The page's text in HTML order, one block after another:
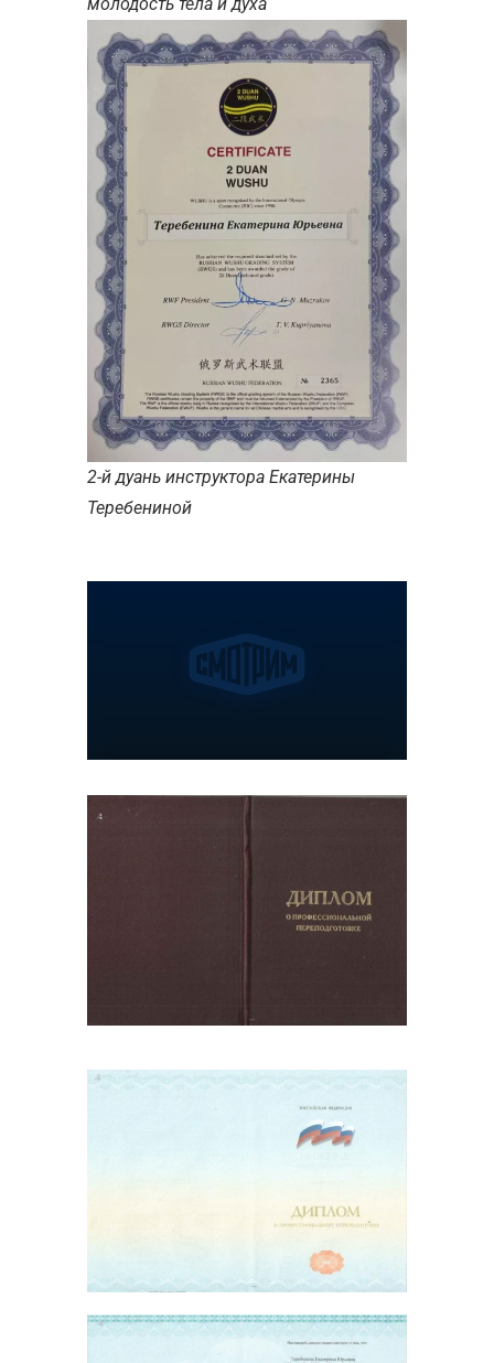
молодость тела и духа
2-й дуань инструктора Екатерины
Теребениной